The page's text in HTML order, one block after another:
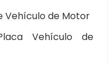
Vehículo de Motor
Vehículo de